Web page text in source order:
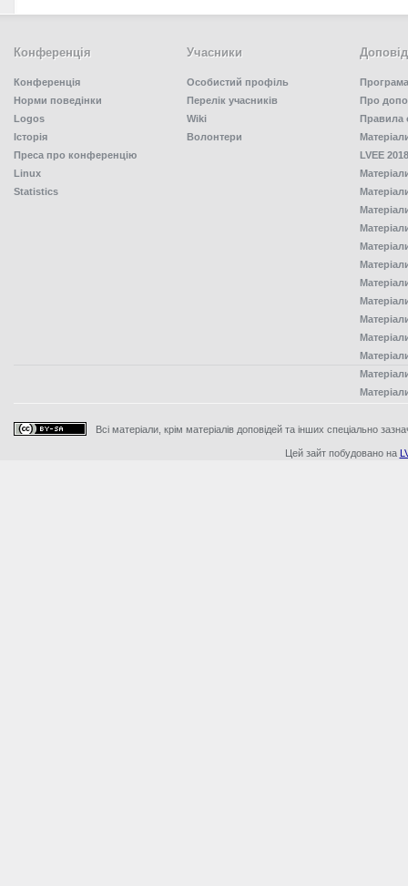
Конференція
Конференція
Норми поведінки
Logos
Історія
Преса про конференцію
Linux
Statistics
Учасники
Особистий профіль
Перелік учасників
Wiki
Волонтери
Про
Правила
LVEE
Всі матеріали, крім матеріалів доповідей та інших спеціально
Цей зайт побудовано на